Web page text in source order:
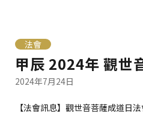
法會
甲辰 2024年 觀世
2024年7月24日
【法會訊息】觀世音菩薩成道日